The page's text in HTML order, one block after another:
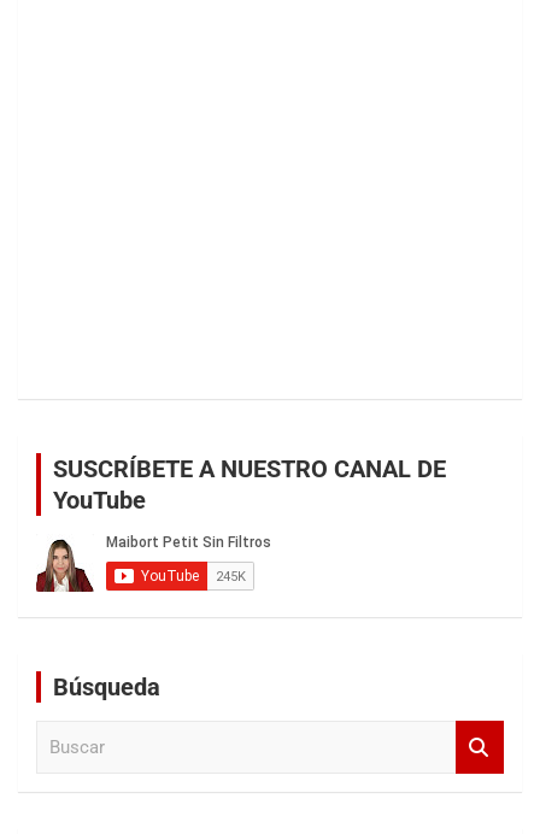
SUSCRÍBETE A NUESTRO CANAL DE
YouTube
Búsqueda